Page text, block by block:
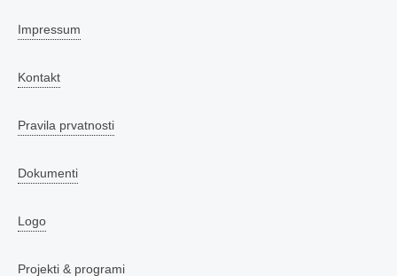
Impressum
Kontakt
Pravila prvatnosti
Dokumenti
Logo
Projekti & programi